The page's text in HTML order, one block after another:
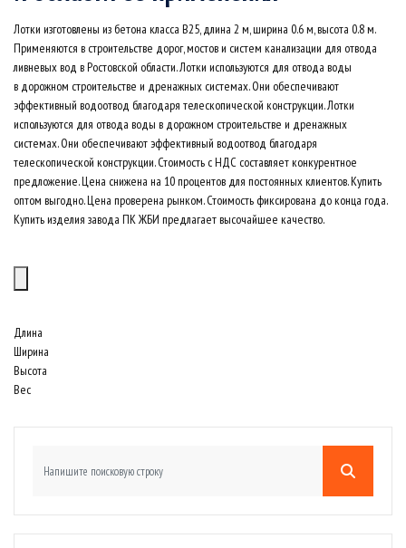
Лотки изготовлены из бетона класса B25, длина 2 м, ширина 0.6 м, высота 0.8 м.
Применяются в строительстве дорог, мостов и систем канализации для отвода
ливневых вод в Ростовской области. Лотки используются для отвода воды
в дорожном строительстве и дренажных системах. Они обеспечивают
эффективный водоотвод благодаря телескопической конструкции. Лотки
используются для отвода воды в дорожном строительстве и дренажных
системах. Они обеспечивают эффективный водоотвод благодаря
телескопической конструкции. Стоимость с НДС составляет конкурентное
предложение. Цена снижена на 10 процентов для постоянных клиентов. Купить
оптом выгодно. Цена проверена рынком. Стоимость фиксирована до конца года.
Купить изделия завода ПК ЖБИ предлагает высочайшее качество.
Длина
Ширина
Высота
Вес